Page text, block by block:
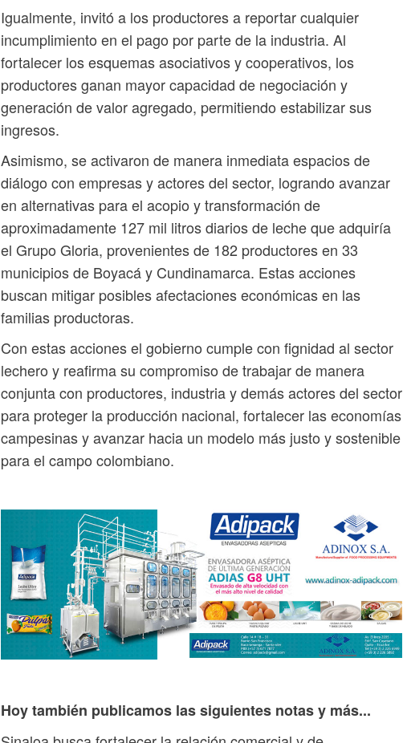
Igualmente, invitó a los productores a reportar cualquier
incumplimiento en el pago por parte de la industria. Al
fortalecer los esquemas asociativos y cooperativos, los
productores ganan mayor capacidad de negociación y
generación de valor agregado, permitiendo estabilizar sus
ingresos.
Asimismo, se activaron de manera inmediata espacios de
diálogo con empresas y actores del sector, logrando avanzar
en alternativas para el acopio y transformación de
aproximadamente 127 mil litros diarios de leche que adquiría
el Grupo Gloria, provenientes de 182 productores en 33
municipios de Boyacá y Cundinamarca. Estas acciones
buscan mitigar posibles afectaciones económicas en las
familias productoras.
Con estas acciones el gobierno cumple con fignidad al sector
lechero y reafirma su compromiso de trabajar de manera
conjunta con productores, industria y demás actores del sector
para proteger la producción nacional, fortalecer las economías
campesinas y avanzar hacia un modelo más justo y sostenible
para el campo colombiano.
Hoy también publicamos las siguientes notas y más...